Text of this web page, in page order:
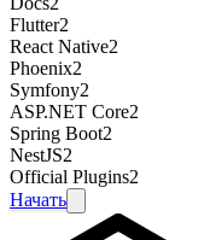
Flutter2
React Native2
Phoenix2
Symfony2
ASP.NET Core2
Spring Boot2
NestJS2
Official Plugins2
Начать